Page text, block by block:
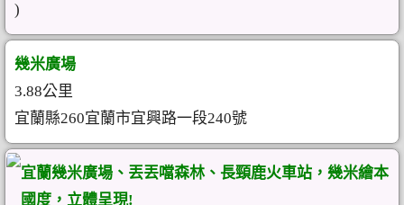
)
幾米廣場
3.88公里
宜蘭縣260宜蘭市宜興路一段240號
宜蘭幾米廣場、丟丟噹森林、長頸鹿火車站，幾米繪本
國度，立體呈現!